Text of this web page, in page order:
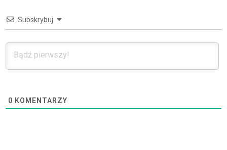
Subskrybuj
0 KOMENTARZY